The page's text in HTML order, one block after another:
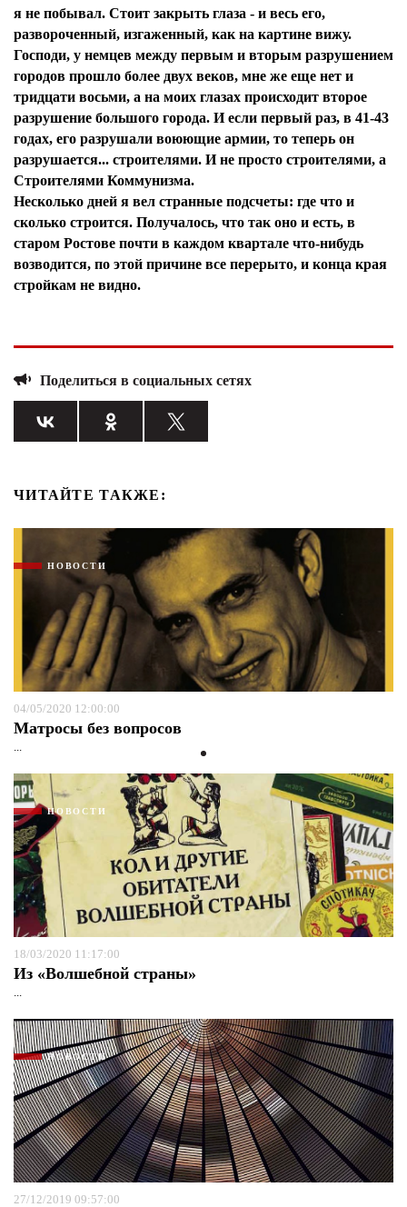
я не побывал. Стоит закрыть глаза - и весь его,
развороченный, изгаженный, как на картине вижу.
Господи, у немцев между первым и вторым разрушением
городов прошло более двух веков, мне же еще нет и
тридцати восьми, а на моих глазах происходит второе
разрушение большого города. И если первый раз, в 41-43
годах, его разрушали воюющие армии, то теперь он
разрушается... строителями. И не просто строителями, а
Строителями Коммунизма.
Несколько дней я вел странные подсчеты: где что и
сколько строится. Получалось, что так оно и есть, в
старом Ростове почти в каждом квартале что-нибудь
возводится, по этой причине все перерыто, и конца края
стройкам не видно.
Поделиться в социальных сетях
ЧИТАЙТЕ ТАКЖЕ:
НОВОСТИ
04/05/2020 12:00:00
Матросы без вопросов
...
НОВОСТИ
18/03/2020 11:17:00
Из «Волшебной страны»
...
НОВОСТИ
27/12/2019 09:57:00
защиты информации*
защиты информации*